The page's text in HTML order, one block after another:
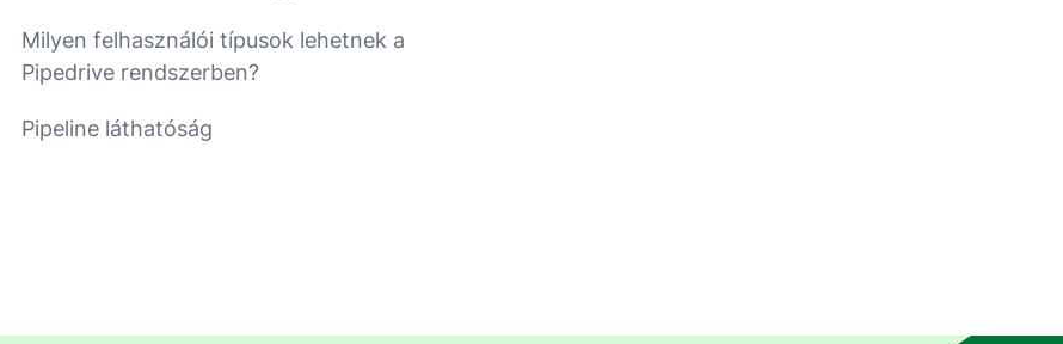
Milyen felhasználói típusok lehetnek a
Pipedrive rendszerben?
Pipeline láthatóság